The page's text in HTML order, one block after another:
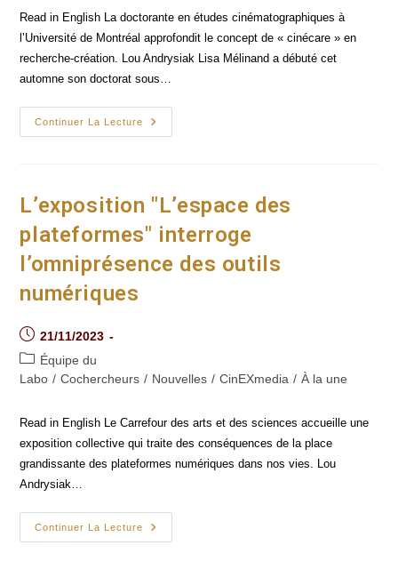
Read in English La doctorante en études cinématographiques à
l’Université de Montréal approfondit le concept de « cinécare » en
recherche-création. Lou Andrysiak Lisa Mélinand a débuté cet
automne son doctorat sous…
Continuer La Lecture
Portrait :
Le
Doctorante
Lisa
L’exposition "L’espace des
plateformes" interroge
l’omniprésence des outils
numériques
Post
published:
21/11/2023
Post
category:
Équipe du
Labo / Cochercheurs / Nouvelles / CinEXmedia / À la une
Read in English Le Carrefour des arts et des sciences accueille une
exposition collective qui traite des conséquences de la place
grandissante des plateformes numériques dans nos vies. Lou
Andrysiak…
Continuer La Lecture
L’exposition
"L’espace